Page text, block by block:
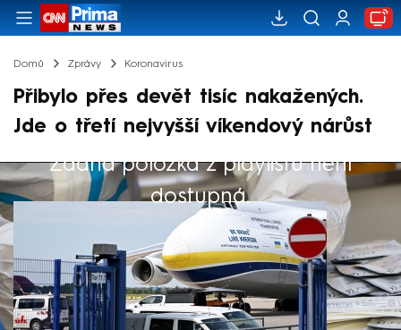
Domů Zprávy Koronavirus
Přibylo přes devět tisíc nakažených.
Jde o třetí nejvyšší víkendový nárůst
Žádná položka z playlistu není
dostupná.
Výběr redakce